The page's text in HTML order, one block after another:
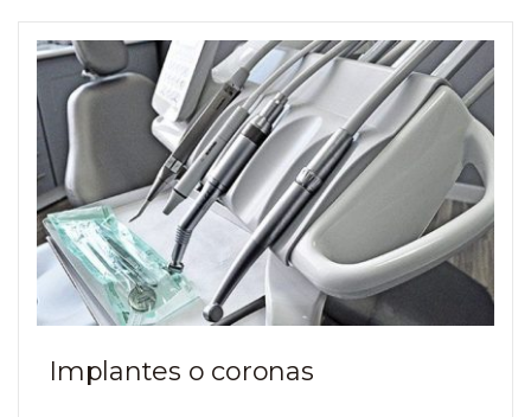
Implantes o coronas